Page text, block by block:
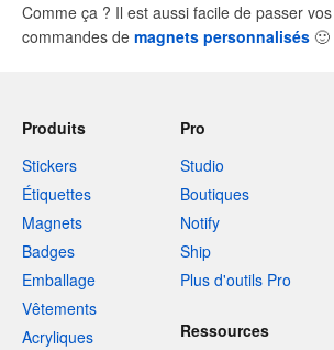
Comme ça ? Il est aussi facile de passer
commandes de magnets personnalisés 🙂
Produits
Stickers
Étiquettes
Magnets
Badges
Emballage
Vêtements
Acryliques
Pro
Studio
Boutiques
Notify
Ship
Plus d'outils Pro
Ressources